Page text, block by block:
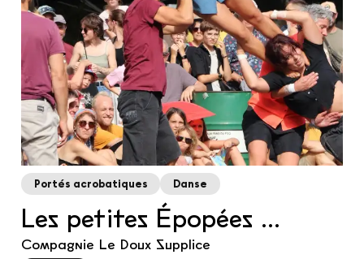
Portés acrobatiques Danse
Les petites Épopées ...
Compagnie Le Doux Supplice